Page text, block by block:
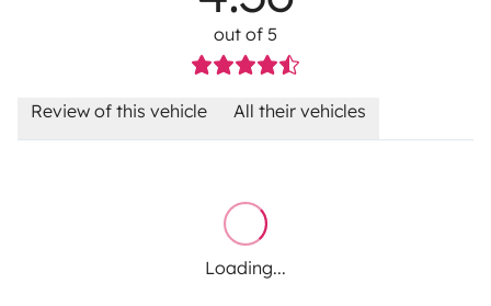
out of 5
Review of this vehicle All their vehicles
Loading...